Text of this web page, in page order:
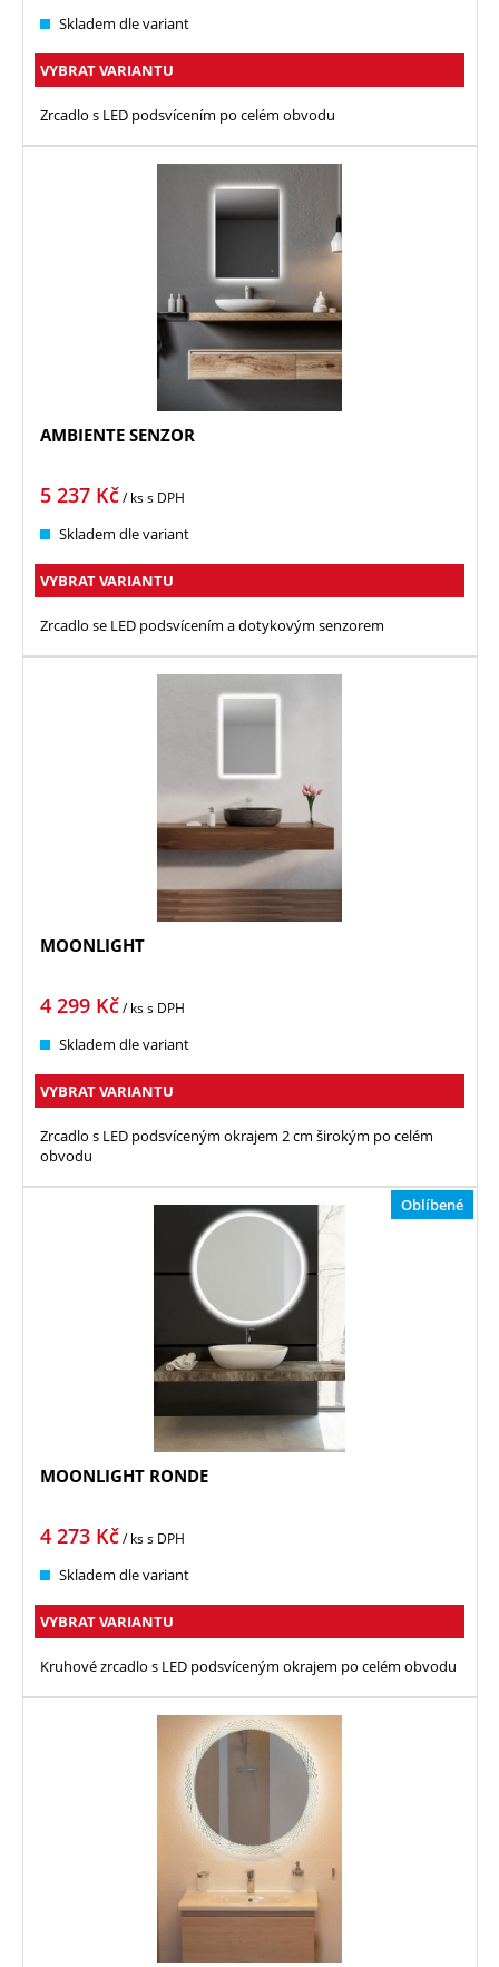
Skladem dle variant
VYBRAT VARIANTU
Zrcadlo s LED podsvícením po celém obvodu
AMBIENTE SENZOR
5 237 Kč/ kss DPH
Skladem dle variant
VYBRAT VARIANTU
Zrcadlo se LED podsvícením a dotykovým senzorem
MOONLIGHT
4 299 Kč/ kss DPH
Skladem dle variant
VYBRAT VARIANTU
Zrcadlo s LED podsvíceným okrajem 2 cm širokým po celém
obvodu
Oblíbené
MOONLIGHT RONDE
4 273 Kč/ kss DPH
Skladem dle variant
VYBRAT VARIANTU
Kruhové zrcadlo s LED podsvíceným okrajem po celém obvodu